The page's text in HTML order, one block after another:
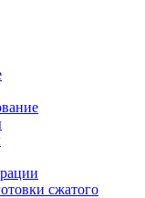
сжатого